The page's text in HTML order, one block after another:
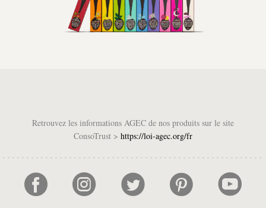
Retrouvez les informations AGEC de nos produits sur le site
ConsoTrust > https://loi-agec.org/fr